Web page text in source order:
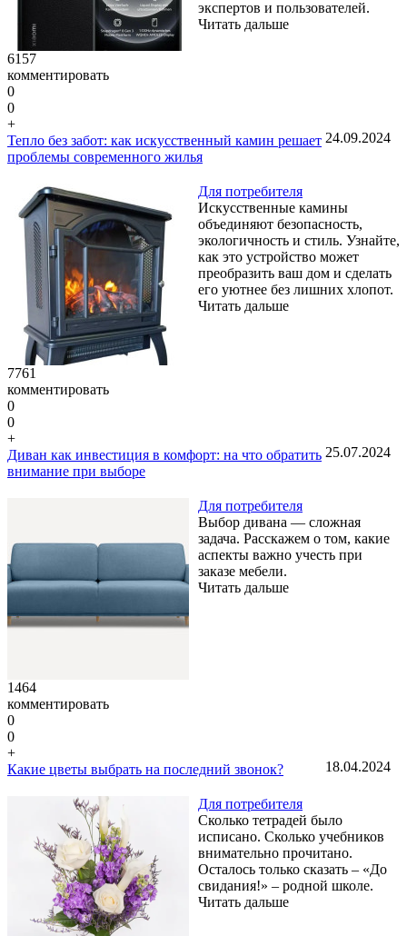
экспертов и пользователей.
Читать дальше
6157
комментировать
0
0
+
24.09.2024
Тепло без забот: как искусственный камин решает
проблемы современного жилья
Для потребителя
Искусственные камины
объединяют безопасность,
экологичность и стиль. Узнайте,
как это устройство может
преобразить ваш дом и сделать
его уютнее без лишних хлопот.
Читать дальше
7761
комментировать
0
0
+
25.07.2024
Диван как инвестиция в комфорт: на что обратить
внимание при выборе
Для потребителя
Выбор дивана — сложная
задача. Расскажем о том, какие
аспекты важно учесть при
заказе мебели.
Читать дальше
1464
комментировать
0
0
+
18.04.2024
Какие цветы выбрать на последний звонок?
Для потребителя
Сколько тетрадей было
исписано. Сколько учебников
внимательно прочитано.
Осталось только сказать – «До
свидания!» – родной школе.
Читать дальше